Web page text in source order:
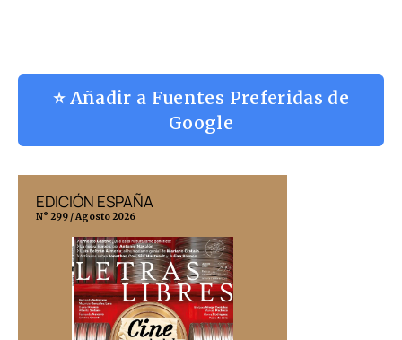
⭐ Añadir a Fuentes Preferidas de
Google
EDICIÓN ESPAÑA
N° 299 / Agosto 2026